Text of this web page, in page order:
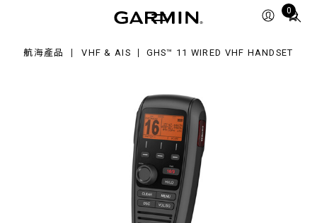
0
Total
cart:
航海產品 VHF & AIS GHS™ 11 WIRED VHF HANDSET